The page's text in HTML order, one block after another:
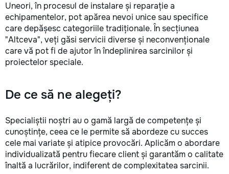
Uneori, în procesul de instalare și reparație a
echipamentelor, pot apărea nevoi unice sau specifice
care depășesc categoriile tradiționale. În secțiunea
"Altceva", veți găsi servicii diverse și neconvenționale
care vă pot fi de ajutor în îndeplinirea sarcinilor și
proiectelor speciale.
De ce să ne alegeți?
Specialiștii noștri au o gamă largă de competențe și
cunoștințe, ceea ce le permite să abordeze cu succes
cele mai variate și atipice provocări. Aplicăm o abordare
individualizată pentru fiecare client și garantăm o calitate
înaltă a lucrărilor, indiferent de complexitatea sarcinii.